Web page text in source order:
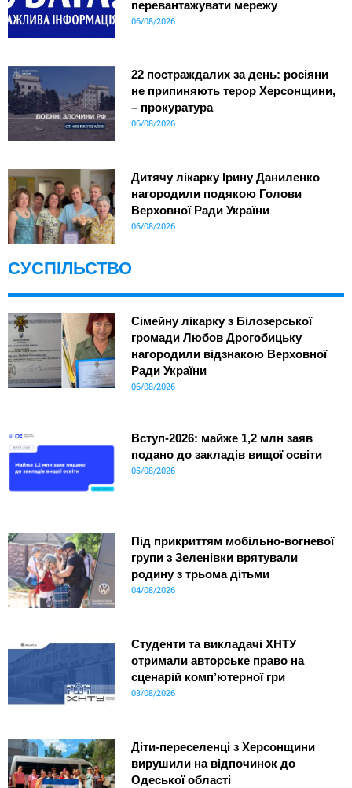
перевантажувати мережу
06/08/2026
22 постраждалих за день: росіяни
не припиняють терор Херсонщини,
– прокуратура
06/08/2026
Дитячу лікарку Ірину Даниленко
нагородили подякою Голови
Верховної Ради України
06/08/2026
СУСПІЛЬСТВО
Сімейну лікарку з Білозерської
громади Любов Дрогобицьку
нагородили відзнакою Верховної
Ради України
06/08/2026
Вступ-2026: майже 1,2 млн заяв
подано до закладів вищої освіти
05/08/2026
Під прикриттям мобільно-вогневої
групи з Зеленівки врятували
родину з трьома дітьми
04/08/2026
Студенти та викладачі ХНТУ
отримали авторське право на
сценарій комп’ютерної гри
03/08/2026
Діти-переселенці з Херсонщини
вирушили на відпочинок до
Одеської області